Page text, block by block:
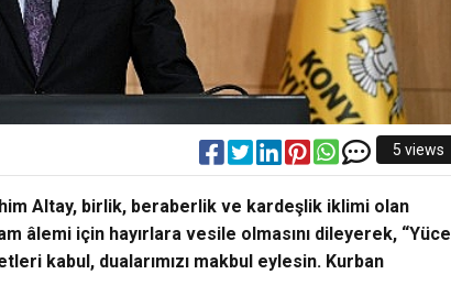
5 views
Altay, birlik, beraberlik ve kardeşlik iklimi olan
âlemi için hayırlara vesile olmasını dileyerek, “Yüce
kabul, dualarımızı makbul eylesin. Kurban